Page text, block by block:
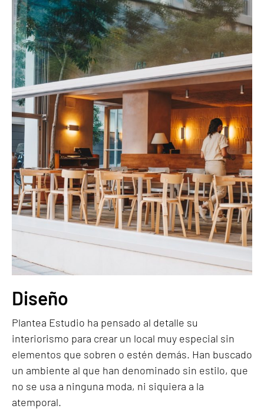
Diseño
Plantea Estudio ha pensado al detalle su
interiorismo para crear un local muy especial sin
elementos que sobren o estén demás. Han buscado
un ambiente al que han denominado sin estilo, que
no se usa a ninguna moda, ni siquiera a la
atemporal.